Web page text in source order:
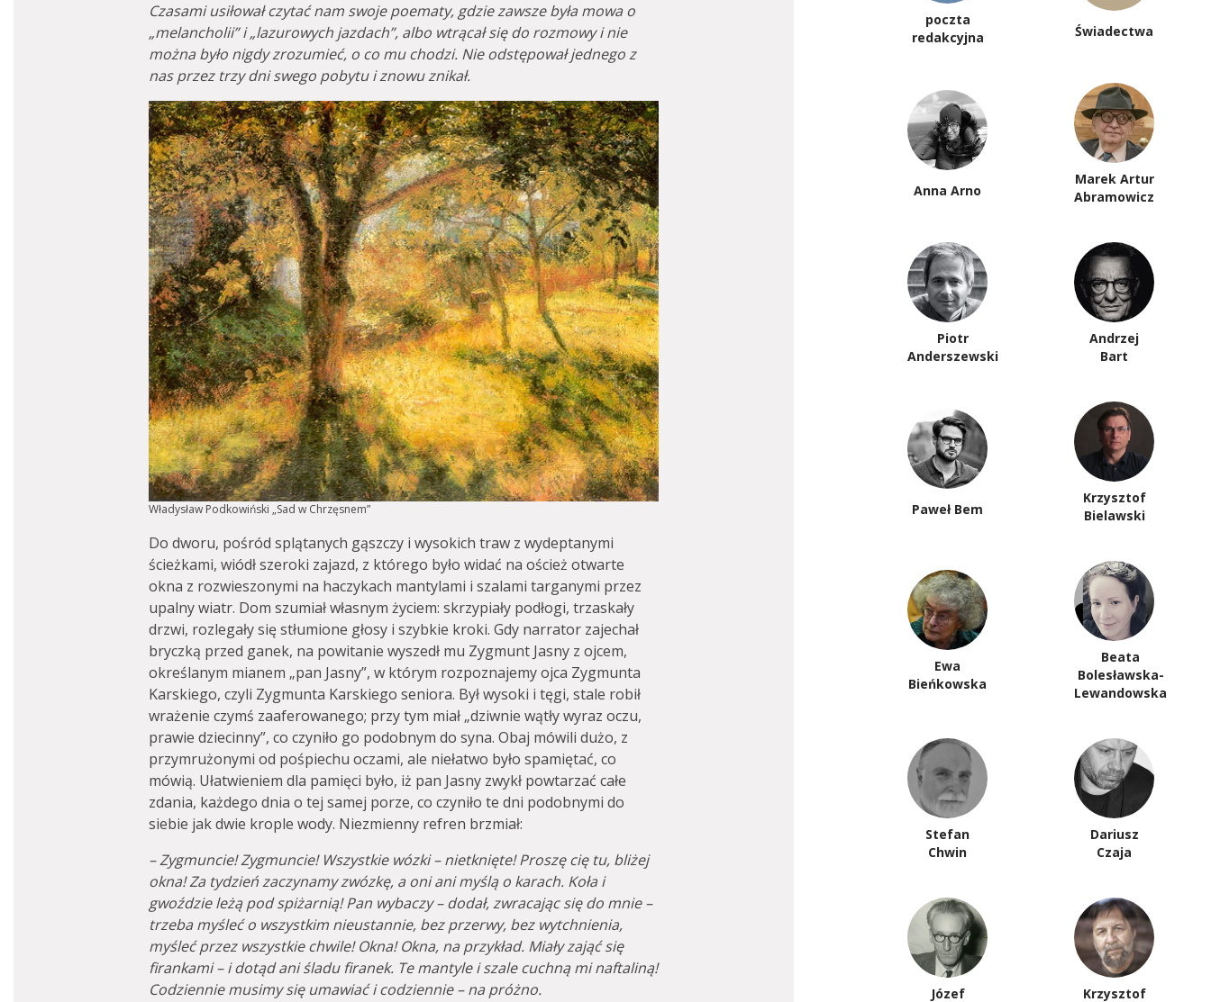
Czasami usiłował czytać nam swoje poematy, gdzie zawsze była mowa o
„melancholii” i „lazurowych jazdach”, albo wtrącał się do rozmowy i nie
można było nigdy zrozumieć, o co mu chodzi. Nie odstępował jednego z
nas przez trzy dni swego pobytu i znowu znikał.
Władysław Podkowiński „Sad w Chrzęsnem”
Do dworu, pośród splątanych gąszczy i wysokich traw z wydeptanymi
ścieżkami, wiódł szeroki zajazd, z którego było widać na oścież otwarte
okna z rozwieszonymi na haczykach mantylami i szalami targanymi przez
upalny wiatr. Dom szumiał własnym życiem: skrzypiały podłogi, trzaskały
drzwi, rozlegały się stłumione głosy i szybkie kroki. Gdy narrator zajechał
bryczką przed ganek, na powitanie wyszedł mu Zygmunt Jasny z ojcem,
określanym mianem „pan Jasny”, w którym rozpoznajemy ojca Zygmunta
Karskiego, czyli Zygmunta Karskiego seniora. Był wysoki i tęgi, stale robił
wrażenie czymś zaaferowanego; przy tym miał „dziwnie wątły wyraz oczu,
prawie dziecinny”, co czyniło go podobnym do syna. Obaj mówili dużo, z
przymrużonymi od pośpiechu oczami, ale niełatwo było spamiętać, co
mówią. Ułatwieniem dla pamięci było, iż pan Jasny zwykł powtarzać całe
zdania, każdego dnia o tej samej porze, co czyniło te dni podobnymi do
siebie jak dwie krople wody. Niezmienny refren brzmiał:
– Zygmuncie! Zygmuncie! Wszystkie wózki – nietknięte! Proszę cię tu, bliżej
okna! Za tydzień zaczynamy zwózkę, a oni ani myślą o karach. Koła i
gwoździe leżą pod spiżarnią! Pan wybaczy – dodał, zwracając się do mnie –
trzeba myśleć o wszystkim nieustannie, bez przerwy, bez wytchnienia,
myśleć przez wszystkie chwile! Okna! Okna, na przykład. Miały zająć się
firankami – i dotąd ani śladu firanek. Te mantyle i szale cuchną mi naftaliną!
Codziennie musimy się umawiać i codziennie – na próżno.
poczta
redakcyjna
Świadectwa
Anna Arno
Marek Artur
Abramowicz
Piotr
Anderszewski
Andrzej
Bart
Paweł Bem
Krzysztof
Bielawski
Ewa
Bieńkowska
Beata
Bolesławska-
Lewandowska
Stefan
Chwin
Dariusz
Czaja
Józef
Krzysztof